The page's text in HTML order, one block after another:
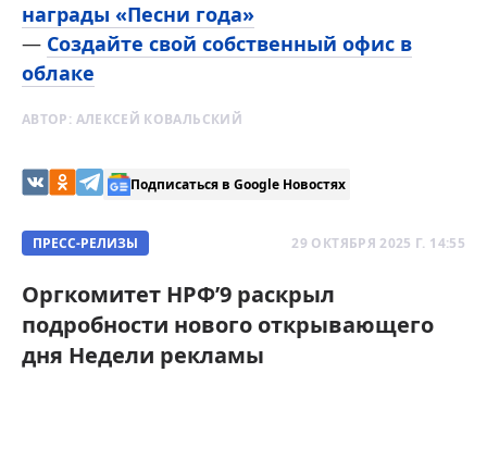
награды «Песни года»
— Создайте свой собственный офис в
облаке
АВТОР: АЛЕКСЕЙ КОВАЛЬСКИЙ
Подписаться в Google Новостях
ПРЕСС-РЕЛИЗЫ 29 ОКТЯБРЯ 2025 Г. 14:55
Оргкомитет НРФ’9 раскрыл
подробности нового открывающего
дня Недели рекламы